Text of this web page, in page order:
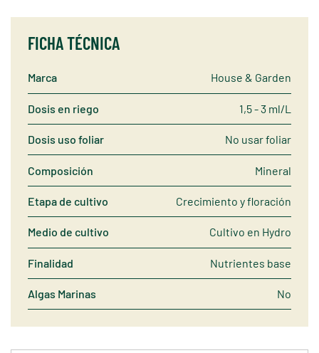
FICHA TÉCNICA
Marca House & Garden
Dosis en riego 1,5 - 3 ml/L
Dosis uso foliar No usar foliar
Composición Mineral
Etapa de cultivo Crecimiento y floración
Medio de cultivo Cultivo en Hydro
Finalidad Nutrientes base
Algas Marinas No